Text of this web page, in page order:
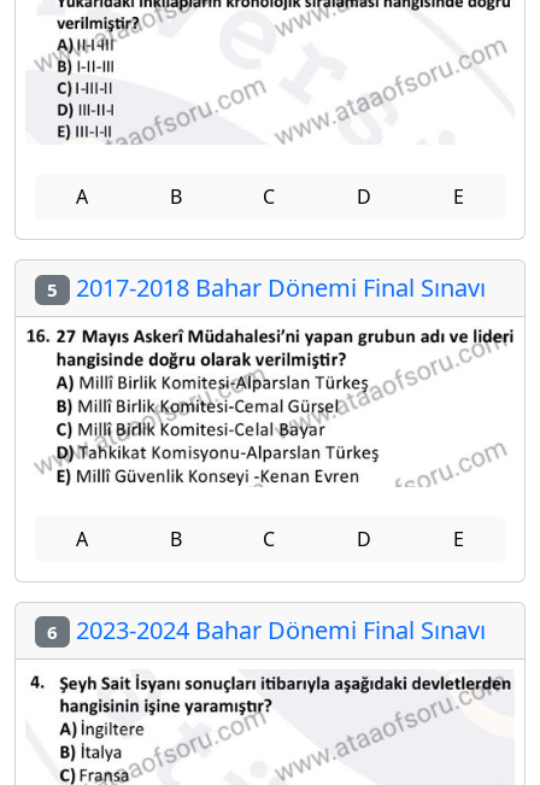
A B C D E
5 2017-2018 Bahar Dönemi Final Sınavı
A B C D E
6 2023-2024 Bahar Dönemi Final Sınavı